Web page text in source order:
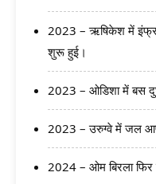
2023 – ऋषिकेश में
शुरू हुई।
2023 – ओडिशा में बस
2023 – उरुग्वे में जल
2024 – ओम बिरला